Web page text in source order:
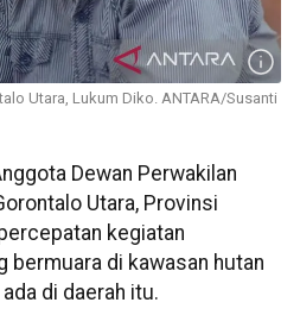
Utara, Lukum Diko. ANTARA/Susanti
Dewan Perwakilan
Utara, Provinsi
kegiatan
bermuara di kawasan hutan
di daerah itu.